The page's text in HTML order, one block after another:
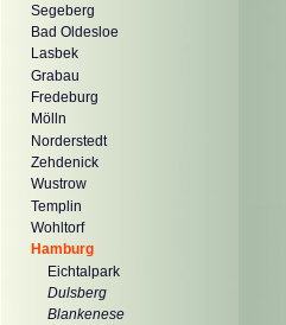
Segeberg
Bad Oldesloe
Lasbek
Grabau
Fredeburg
Mölln
Norderstedt
Zehdenick
Wustrow
Templin
Wohltorf
Hamburg
Eichtalpark
Dulsberg
Blankenese